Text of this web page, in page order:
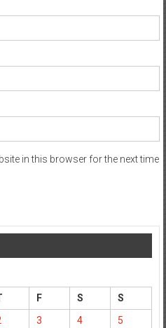
in this browser for the next time
F S
S
3 4 5